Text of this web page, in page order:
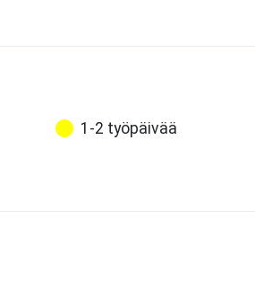
1-2 työpäivää